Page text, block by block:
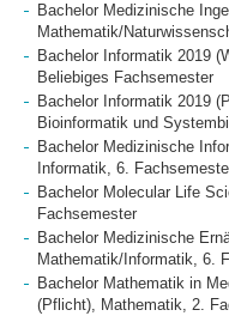
Bachelor Medizinische
Mathematik/
Bachelor Informatik 2019
Beliebiges Fachsemester
Bachelor Informatik 2019
Bioinformatik und
Bachelor Medizinische
Informatik, 6.
Bachelor Molecular Life
Fachsemester
Bachelor Medizinische
Mathematik/Informatik, 6.
Bachelor Mathematik in
(Pflicht), Mathematik, 2.